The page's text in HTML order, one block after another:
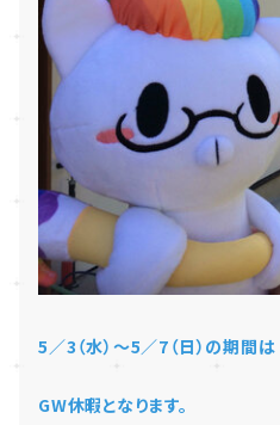
5／3（水）～5／7（日）の期間は
GW休暇となります。